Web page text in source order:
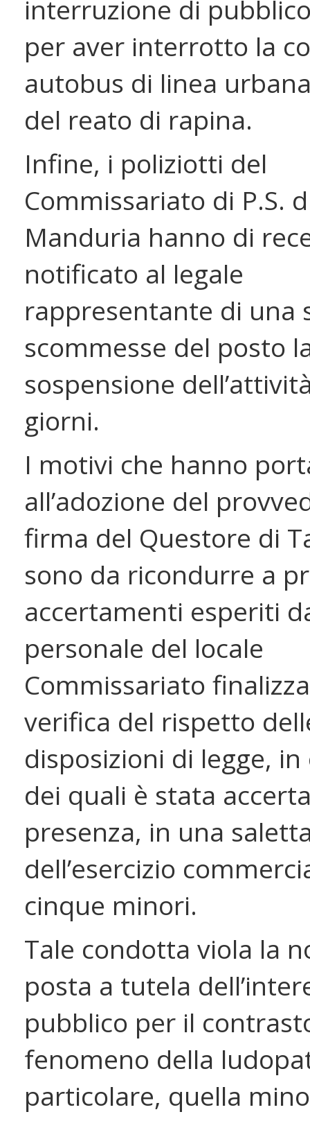
interruzione di
per aver interrotto la
autobus di linea
del reato di rapina.
Infine, i poliziotti del
Commissariato di P.S.
Manduria hanno di
notificato al legale
rappresentante di una
scommesse del posto
sospensione
giorni.
I motivi che hanno
all’adozione del
firma del Questore di
sono da ricondurre a
accertamenti esperiti
personale del locale
Commissariato
verifica del rispetto
disposizioni di legge, in
dei quali è stata
presenza, in una
dell’esercizio
cinque minori.
Tale condotta viola la
posta a tutela
pubblico per il
fenomeno della
particolare, quella